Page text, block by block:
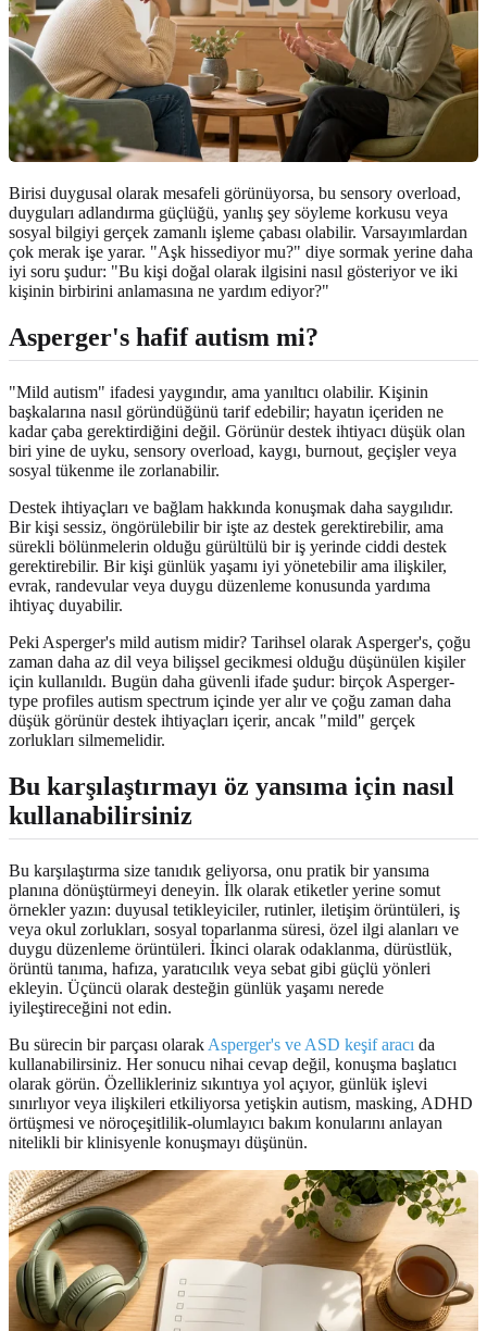
Birisi duygusal olarak mesafeli görünüyorsa, bu sensory overload,
duyguları adlandırma güçlüğü, yanlış şey söyleme korkusu veya
sosyal bilgiyi gerçek zamanlı işleme çabası olabilir. Varsayımlardan
çok merak işe yarar. "Aşk hissediyor mu?" diye sormak yerine daha
iyi soru şudur: "Bu kişi doğal olarak ilgisini nasıl gösteriyor ve iki
kişinin birbirini anlamasına ne yardım ediyor?"
Asperger's hafif autism mi?
"Mild autism" ifadesi yaygındır, ama yanıltıcı olabilir. Kişinin
başkalarına nasıl göründüğünü tarif edebilir; hayatın içeriden ne
kadar çaba gerektirdiğini değil. Görünür destek ihtiyacı düşük olan
biri yine de uyku, sensory overload, kaygı, burnout, geçişler veya
sosyal tükenme ile zorlanabilir.
Destek ihtiyaçları ve bağlam hakkında konuşmak daha saygılıdır.
Bir kişi sessiz, öngörülebilir bir işte az destek gerektirebilir, ama
sürekli bölünmelerin olduğu gürültülü bir iş yerinde ciddi destek
gerektirebilir. Bir kişi günlük yaşamı iyi yönetebilir ama ilişkiler,
evrak, randevular veya duygu düzenleme konusunda yardıma
ihtiyaç duyabilir.
Peki Asperger's mild autism midir? Tarihsel olarak Asperger's, çoğu
zaman daha az dil veya bilişsel gecikmesi olduğu düşünülen kişiler
için kullanıldı. Bugün daha güvenli ifade şudur: birçok Asperger-
type profiles autism spectrum içinde yer alır ve çoğu zaman daha
düşük görünür destek ihtiyaçları içerir, ancak "mild" gerçek
zorlukları silmemelidir.
Bu karşılaştırmayı öz yansıma için nasıl
kullanabilirsiniz
Bu karşılaştırma size tanıdık geliyorsa, onu pratik bir yansıma
planına dönüştürmeyi deneyin. İlk olarak etiketler yerine somut
örnekler yazın: duyusal tetikleyiciler, rutinler, iletişim örüntüleri, iş
veya okul zorlukları, sosyal toparlanma süresi, özel ilgi alanları ve
duygu düzenleme örüntüleri. İkinci olarak odaklanma, dürüstlük,
örüntü tanıma, hafıza, yaratıcılık veya sebat gibi güçlü yönleri
ekleyin. Üçüncü olarak desteğin günlük yaşamı nerede
iyileştireceğini not edin.
Bu sürecin bir parçası olarak Asperger's ve ASD keşif aracı da
kullanabilirsiniz. Her sonucu nihai cevap değil, konuşma başlatıcı
olarak görün. Özellikleriniz sıkıntıya yol açıyor, günlük işlevi
sınırlıyor veya ilişkileri etkiliyorsa yetişkin autism, masking, ADHD
örtüşmesi ve nöroçeşitlilik-olumlayıcı bakım konularını anlayan
nitelikli bir klinisyenle konuşmayı düşünün.